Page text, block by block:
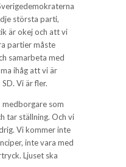
största parti,
är okej och att vi
partier måste
samarbeta med
ihåg att vi är
Vi är fler.
som
tar ställning. Och vi
Vi kommer inte
inte vara med
Ljuset ska